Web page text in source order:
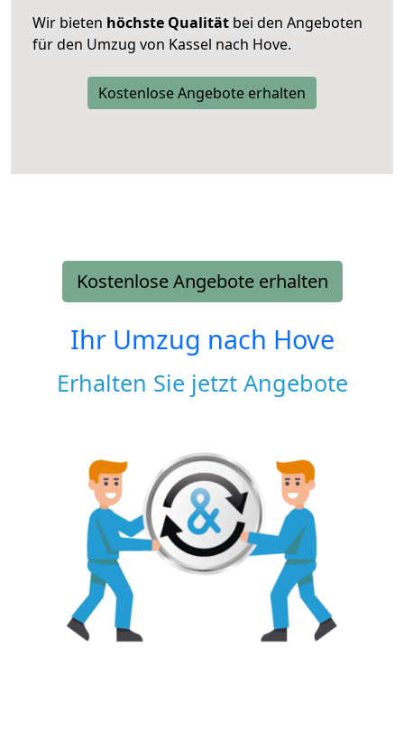
Wir bieten höchste Qualität bei den Angeboten
für den Umzug von Kassel nach Hove.
Kostenlose Angebote erhalten
Kostenlose Angebote erhalten
Ihr Umzug nach Hove
Erhalten Sie jetzt Angebote